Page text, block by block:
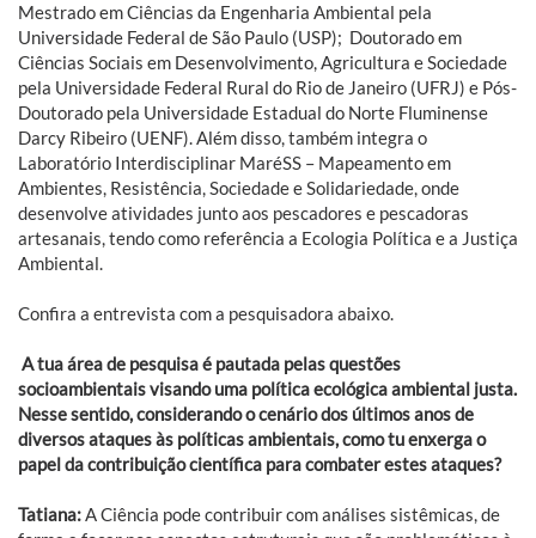
Mestrado em Ciências da Engenharia Ambiental pela
Universidade Federal de São Paulo (USP); Doutorado em
Ciências Sociais em Desenvolvimento, Agricultura e Sociedade
pela Universidade Federal Rural do Rio de Janeiro (UFRJ) e Pós-
Doutorado pela Universidade Estadual do Norte Fluminense
Darcy Ribeiro (UENF). Além disso, também integra o
Laboratório Interdisciplinar MaréSS – Mapeamento em
Ambientes, Resistência, Sociedade e Solidariedade, onde
desenvolve atividades junto aos pescadores e pescadoras
artesanais, tendo como referência a Ecologia Política e a Justiça
Ambiental.
Confira a entrevista com a pesquisadora abaixo.
A tua área de pesquisa é pautada pelas questões
socioambientais visando uma política ecológica ambiental justa.
Nesse sentido, considerando o cenário dos últimos anos de
diversos ataques às políticas ambientais, como tu enxerga o
papel da contribuição científica para combater estes ataques?
Tatiana:A Ciência pode contribuir com análises sistêmicas, de